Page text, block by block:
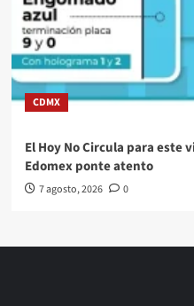
CDMX
El Hoy No Circula para este
Edomex ponte atento
7 agosto, 2026 0